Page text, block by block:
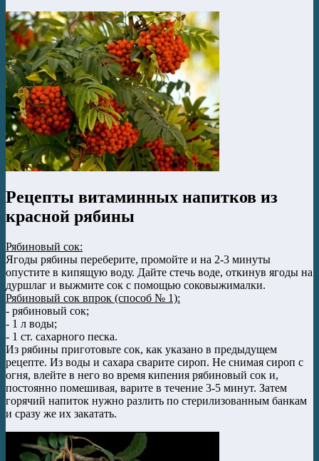
Рецепты витаминных напитков из
красной рябины
Рябиновый сок:
Ягоды рябины переберите, промойте и на 2-3 минуты
опустите в кипящую воду. Дайте стечь воде, откинув ягоды на
дуршлаг и выжмите сок с помощью соковыжималки.
Рябиновый сок впрок (способ № 1):
- рябиновый сок;
- 1 л воды;
- 1 ст. сахарного песка.
Из рябины приготовьте сок, как указано в предыдущем
рецепте. Из воды и сахара сварите сироп. Не снимая сироп с
огня, влейте в него во время кипения рябиновый сок и,
постоянно помешивая, варите в течение 3-5 минут. Затем
горячий напиток нужно разлить по стерилизованным банкам
и сразу же их закатать.